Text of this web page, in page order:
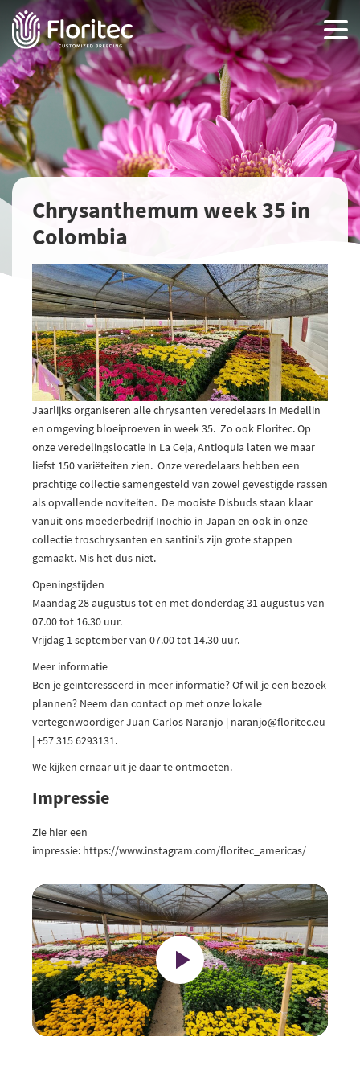
Chrysanthemum week 35 in
Colombia
Jaarlijks organiseren alle chrysanten veredelaars in Medellin
en omgeving bloeiproeven in week 35. Zo ook Floritec. Op
onze veredelingslocatie in La Ceja, Antioquia laten we maar
liefst 150 variëteiten zien. Onze veredelaars hebben een
prachtige collectie samengesteld van zowel gevestigde rassen
als opvallende noviteiten. De mooiste Disbuds staan klaar
vanuit ons moederbedrijf Inochio in Japan en ook in onze
collectie troschrysanten en santini's zijn grote stappen
gemaakt. Mis het dus niet.
Openingstijden
Maandag 28 augustus tot en met donderdag 31 augustus van
07.00 tot 16.30 uur.
Vrijdag 1 september van 07.00 tot 14.30 uur.
Meer informatie
Ben je geïnteresseerd in meer informatie? Of wil je een bezoek
plannen? Neem dan contact op met onze lokale
vertegenwoordiger Juan Carlos Naranjo | naranjo@floritec.eu
| +57 315 6293131.
We kijken ernaar uit je daar te ontmoeten.
Impressie
Zie hier een
impressie: https://www.instagram.com/floritec_americas/
Play